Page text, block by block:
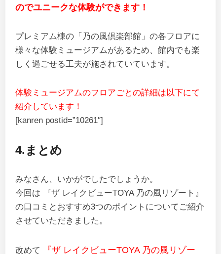
のでユニークな体験ができます！
プレミアム棟の「乃の風倶楽部館」の各フロアに
様々な体験ミュージアムがあるため、館内でも楽
しく過ごせる工夫が施されていています。
体験ミュージアムのフロアごとの詳細は以下にて
紹介しています！
[kanren postid=”10261″]
4.まとめ
みなさん、いかがでしたでしょうか。
今回は 『ザ レイクビューTOYA 乃の風リゾート』
の口コミとおすすめ3つのポイントについてご紹介
させていただきました。
改めて 『ザ レイクビューTOYA 乃の風リゾー